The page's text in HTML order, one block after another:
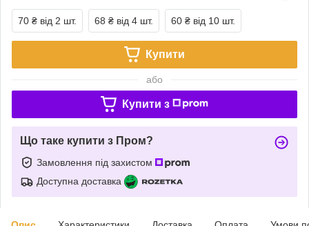
70 ₴ від 2 шт. 68 ₴ від 4 шт. 60 ₴ від 10 шт.
Купити
або
Купити з
Що таке купити з Пром?
Замовлення під захистом
Доступна доставка